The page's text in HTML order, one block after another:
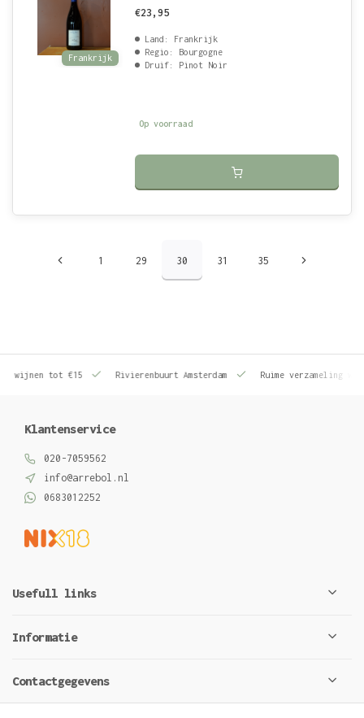
Frankrijk
€23,95
Land: Frankrijk
Regio: Bourgogne
Druif: Pinot Noir
Op voorraad
1 29 30 31 35
wijnen tot €15 Rivierenbuurt Amsterdam Ruime verzameling
Klantenservice
020-7059562
info@arrebol.nl
0683012252
Usefull links
Informatie
Contactgegevens